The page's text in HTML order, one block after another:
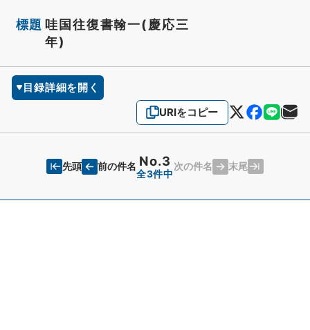
標題 哇国往復書翰一(慶応三
年)
目録詳細を開く
URIをコピー
先頭 前の件名 No.3
全3件中
次の件名 末尾